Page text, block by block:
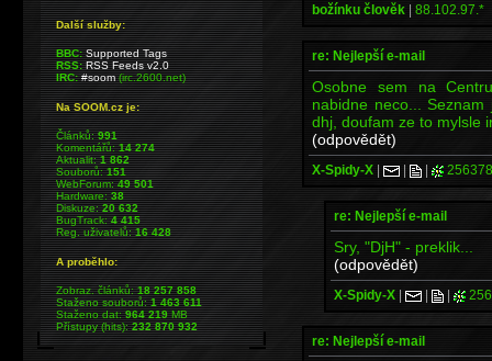
božínku člověk | 88.102.97.*
re: Nejlepší e-mail
Osobne sem na
nabidne neco...
dhj, doufam ze to mylsle
(odpovědět)
X-Spidy-X | | |
re: Nejlepší e-mail
Sry, "DjH" - preklik...
(odpovědět)
X-Spidy-X | | |
re: Nejlepší e-mail
Další služby:
BBC: Supported Tags
RSS: RSS Feeds v2.0
IRC: #soom(irc.2600.net)
Na SOOM.cz je:
Článků:991
Komentářů:14 274
Aktualit:1 862
Souborů:151
WebForum:49 501
Hardware:38
Diskuze:20 632
BugTrack:4 415
Reg. uživatelů:16 428
A proběhlo:
Zobraz. článků:18 257 858
Staženo souborů:1 463 611
Staženo dat:964 219MB
Přístupy (hits):232 870 932